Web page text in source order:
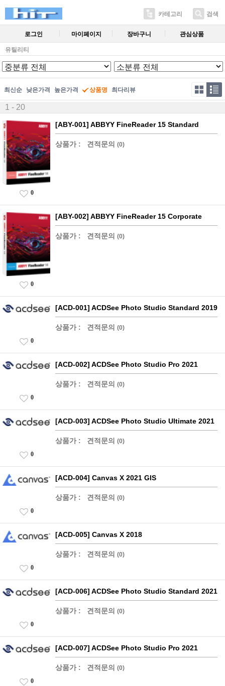
카테고리 검색
로그인 마이페이지 장바구니 관심상품
유틸리티
최신순 낮은가격 높은가격 상품명 최다리뷰
1 - 20
[ABY-001] ABBYY FineReader 15 Standard
상품가 : 견적문의 (0)
0
[ABY-002] ABBYY FineReader 15 Corporate
상품가 : 견적문의 (0)
0
[ACD-001] ACDSee Photo Studio Standard 2019
상품가 : 견적문의 (0)
0
[ACD-002] ACDSee Photo Studio Pro 2021
상품가 : 견적문의 (0)
0
[ACD-003] ACDSee Photo Studio Ultimate 2021
상품가 : 견적문의 (0)
0
[ACD-004] Canvas X 2021 GIS
상품가 : 견적문의 (0)
0
[ACD-005] Canvas X 2018
상품가 : 견적문의 (0)
0
[ACD-006] ACDSee Photo Studio Standard 2021
상품가 : 견적문의 (0)
0
[ACD-007] ACDSee Photo Studio Pro 2021
상품가 : 견적문의 (0)
0